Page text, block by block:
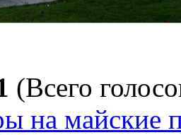
(Всего
на майские